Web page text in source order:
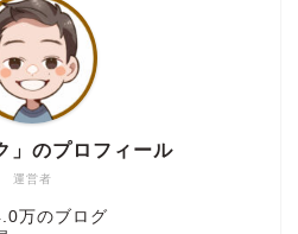
運営者
」のプロフィール
万のブログ